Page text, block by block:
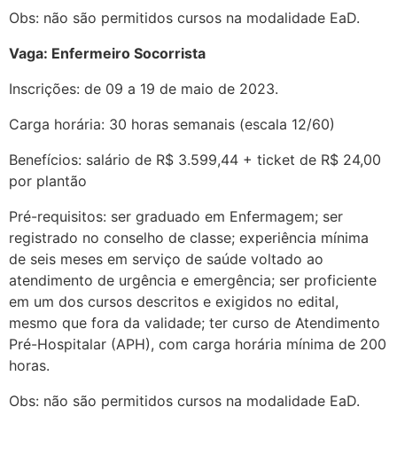
Obs: não são permitidos cursos na modalidade EaD.
Vaga: Enfermeiro Socorrista
Inscrições: de 09 a 19 de maio de 2023.
Carga horária: 30 horas semanais (escala 12/60)
Benefícios: salário de R$ 3.599,44 + ticket de R$ 24,00
por plantão
Pré-requisitos: ser graduado em Enfermagem; ser
registrado no conselho de classe; experiência mínima
de seis meses em serviço de saúde voltado ao
atendimento de urgência e emergência; ser proficiente
em um dos cursos descritos e exigidos no edital,
mesmo que fora da validade; ter curso de Atendimento
Pré-Hospitalar (APH), com carga horária mínima de 200
horas.
Obs: não são permitidos cursos na modalidade EaD.